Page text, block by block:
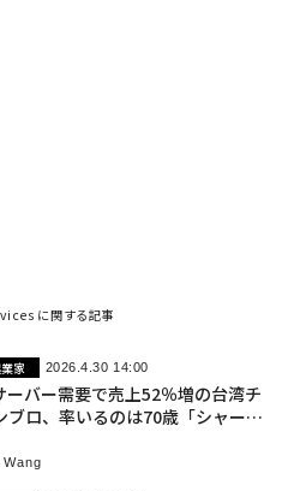
に関する記事
家 2026.4.30 14:00
ーバー需要で売上52％増の台湾チ
ブロ、率いるのは70歳「シャーシ